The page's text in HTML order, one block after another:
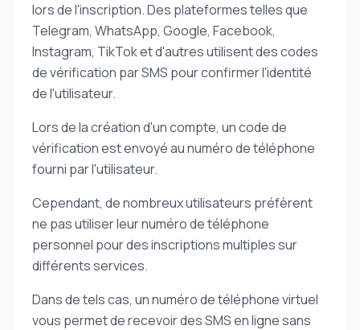
lors de l'inscription. Des plateformes telles que
Telegram, WhatsApp, Google, Facebook,
Instagram, TikTok et d'autres utilisent des codes
de vérification par SMS pour confirmer l'identité
de l'utilisateur.
Lors de la création d'un compte, un code de
vérification est envoyé au numéro de téléphone
fourni par l'utilisateur.
Cependant, de nombreux utilisateurs préfèrent
ne pas utiliser leur numéro de téléphone
personnel pour des inscriptions multiples sur
différents services.
Dans de tels cas, un numéro de téléphone virtuel
vous permet de recevoir des SMS en ligne sans